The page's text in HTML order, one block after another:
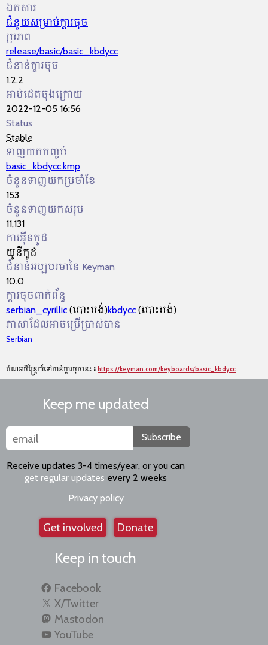
ឯកសារ
ជំនួយ​សម្រាប់​ក្ដារចុច
ប្រភព
release/basic/basic_kbdycc
ជំនាន់ក្ដារចុច
1.2.2
អាប់ដេតចុងក្រោយ
2022-12-05 16:56
Status
Stable
ទាញយកកញ្ចប់
basic_kbdycc.kmp
ចំនួនទាញយកប្រចាំខែ
153
ចំនួនទាញយកសរុប
11,131
ការអ៊ីនកូដ
យូនីកូដ
ជំនាន់អប្បបរមានៃ Keyman
10.0
ក្ដារចុចពាក់ព័ន្ធ
serbian_cyrillic (បោះបង់)kbdycc (បោះបង់)
ភាសាដែលអាចប្រើប្រាស់បាន
Serbian
តំណអចិន្ត្រៃយ៍ទៅកាន់ក្ដារចុចនេះ៖ https://keyman.com/keyboards/basic_kbdycc
Keep me updated
Subscribe
Receive updates 3-4 times/year, or you can
get regular updates every 2 weeks
Privacy policy
Get involved Donate
Keep in touch
Facebook
X/Twitter
Mastodon
YouTube